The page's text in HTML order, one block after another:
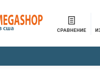
СРАВНЕНИЕ